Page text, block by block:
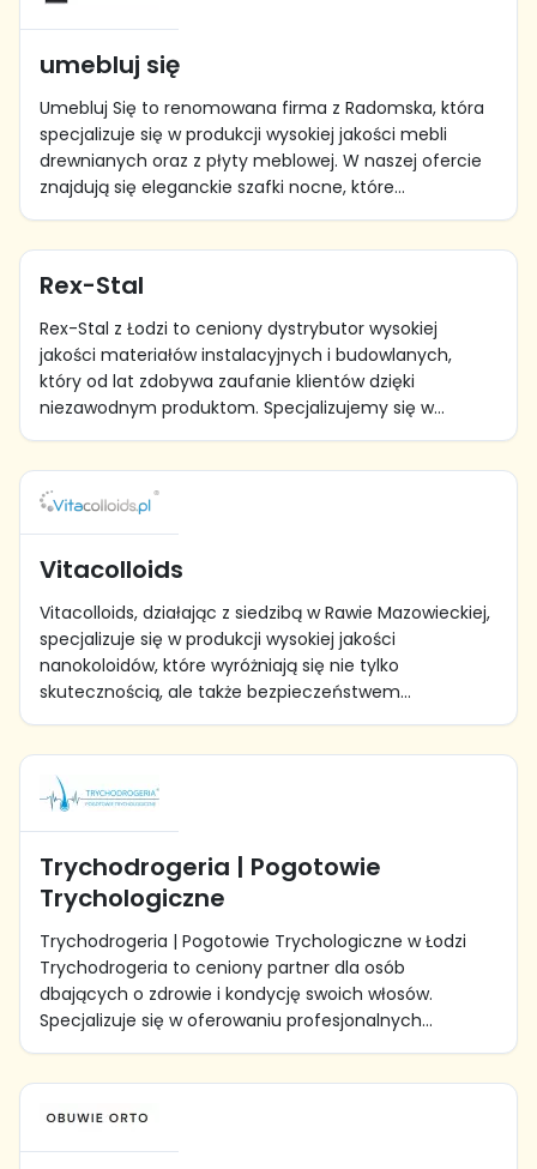
umebluj się
Umebluj Się to renomowana firma z Radomska, która
specjalizuje się w produkcji wysokiej jakości mebli
drewnianych oraz z płyty meblowej. W naszej ofercie
znajdują się eleganckie szafki nocne, które...
Rex-Stal
Rex-Stal z Łodzi to ceniony dystrybutor wysokiej
jakości materiałów instalacyjnych i budowlanych,
który od lat zdobywa zaufanie klientów dzięki
niezawodnym produktom. Specjalizujemy się w...
Vitacolloids
Vitacolloids, działając z siedzibą w Rawie Mazowieckiej,
specjalizuje się w produkcji wysokiej jakości
nanokoloidów, które wyróżniają się nie tylko
skutecznością, ale także bezpieczeństwem...
Trychodrogeria | Pogotowie
Trychologiczne
Trychodrogeria | Pogotowie Trychologiczne w Łodzi
Trychodrogeria to ceniony partner dla osób
dbających o zdrowie i kondycję swoich włosów.
Specjalizuje się w oferowaniu profesjonalnych...